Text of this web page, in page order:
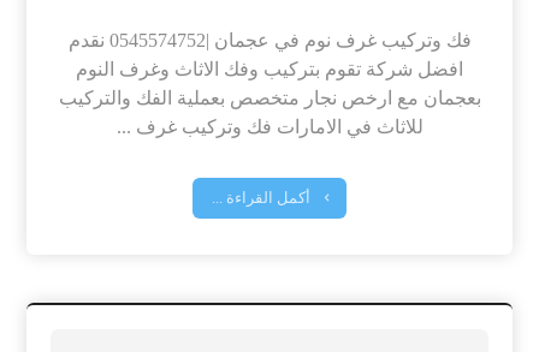
فك وتركيب غرف نوم في عجمان |0545574752 نقدم
افضل شركة تقوم بتركيب وفك الاثاث وغرف النوم
بعجمان مع ارخص نجار متخصص بعملية الفك والتركيب
للاثاث في الامارات فك وتركيب غرف ...
أكمل القراءة ...